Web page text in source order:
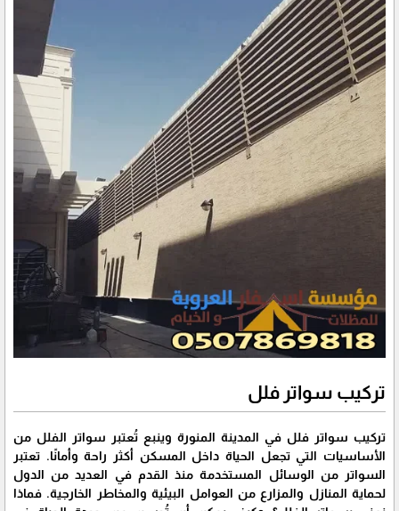
تركيب سواتر فلل
تركيب سواتر فلل في المدينة المنورة وينبع تُعتبر سواتر الفلل من
الأساسيات التي تجعل الحياة داخل المسكن أكثر راحة وأمانًا. تعتبر
السواتر من الوسائل المستخدمة منذ القدم في العديد من الدول
لحماية المنازل والمزارع من العوامل البيئية والمخاطر الخارجية. فماذا